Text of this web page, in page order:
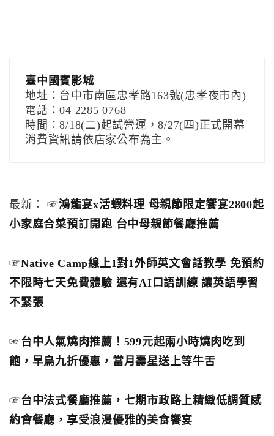
臺中國賓影城
地址：台中市南區忠孝路163號(忠孝夜市內)
電話：04 2285 0768
時間：8/18(二)起試營運，8/27(四)正式開幕
消費資訊請依店家公布為主。
最新： ☞鴻龍宴x活蝦料理 母親節限定饗宴2800起
小家庭合菜預訂開跑 台中母親節餐廳推薦
☞Native Camp線上1對1外師英文會話教學 免預約
不限時七天免費體驗 還有AI口語訓練 讓英語學習
不緊張
☞台中人氣燒肉推薦！599元起兩小時燒肉吃到
飽，早鳥九折優惠，當月壽星送上等牛舌
☞台中法式餐廳推薦，七期市政路上精緻低調質感
約會餐廳，享受浪漫優雅的美食饗宴